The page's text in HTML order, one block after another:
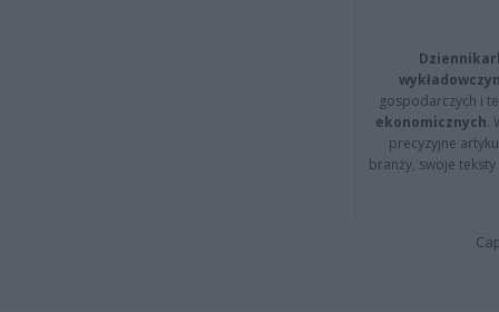
gospodarczych i
ekonomicznych.
precyzyjne
branży, swoje